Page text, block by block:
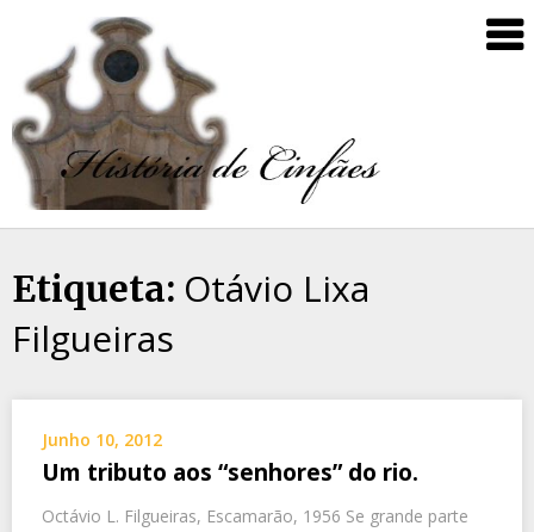
Etiqueta: Otávio Lixa
Filgueiras
Junho 10, 2012
Um tributo aos “senhores” do rio.
Octávio L. Filgueiras, Escamarão, 1956 Se grande parte